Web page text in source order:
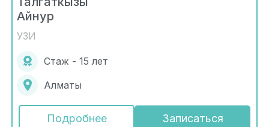
Айнур
УЗИ
Стаж - 15 лет
Алматы
Подробнее Записаться